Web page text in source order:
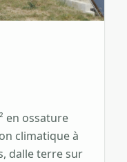
en ossature
climatique à
dalle terre sur